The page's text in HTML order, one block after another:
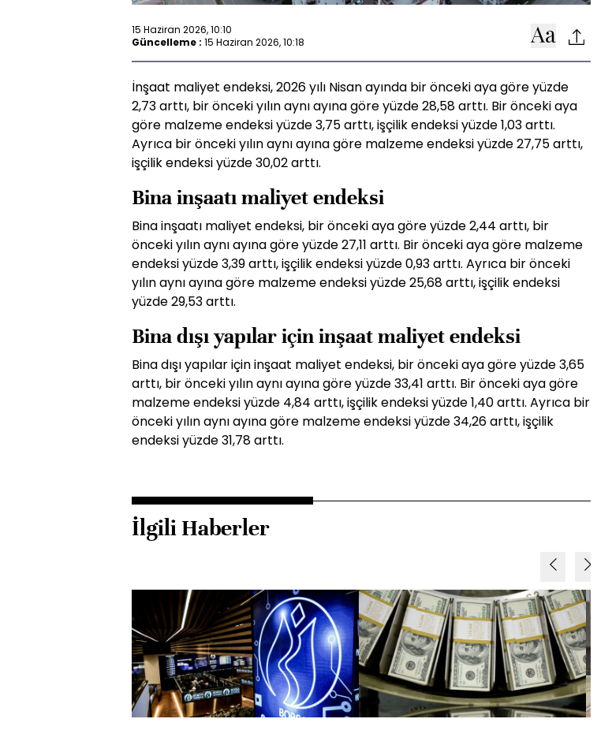
15 Haziran 2026, 10:10
Güncelleme : 15 Haziran 2026, 10:18
İnşaat maliyet endeksi, 2026 yılı Nisan ayında bir önceki aya göre yüzde
2,73 arttı, bir önceki yılın aynı ayına göre yüzde 28,58 arttı. Bir önceki aya
göre malzeme endeksi yüzde 3,75 arttı, işçilik endeksi yüzde 1,03 arttı.
Ayrıca bir önceki yılın aynı ayına göre malzeme endeksi yüzde 27,75 arttı,
işçilik endeksi yüzde 30,02 arttı.
Bina inşaatı maliyet endeksi
Bina inşaatı maliyet endeksi, bir önceki aya göre yüzde 2,44 arttı, bir
önceki yılın aynı ayına göre yüzde 27,11 arttı. Bir önceki aya göre malzeme
endeksi yüzde 3,39 arttı, işçilik endeksi yüzde 0,93 arttı. Ayrıca bir önceki
yılın aynı ayına göre malzeme endeksi yüzde 25,68 arttı, işçilik endeksi
yüzde 29,53 arttı.
Bina dışı yapılar için inşaat maliyet endeksi
Bina dışı yapılar için inşaat maliyet endeksi, bir önceki aya göre yüzde 3,65
arttı, bir önceki yılın aynı ayına göre yüzde 33,41 arttı. Bir önceki aya göre
malzeme endeksi yüzde 4,84 arttı, işçilik endeksi yüzde 1,40 arttı. Ayrıca bir
önceki yılın aynı ayına göre malzeme endeksi yüzde 34,26 arttı, işçilik
endeksi yüzde 31,78 arttı.
İlgili Haberler